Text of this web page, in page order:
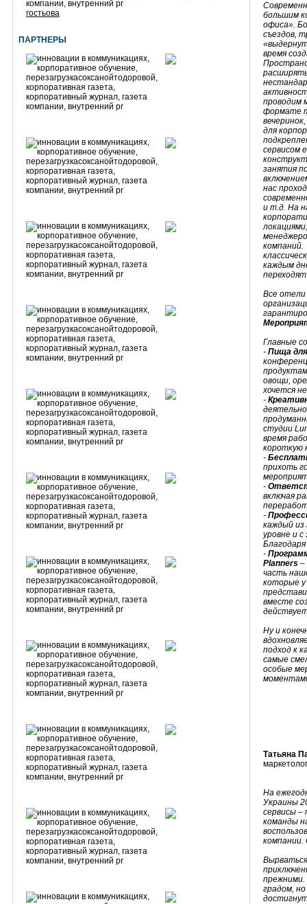
гостьова
ПАРТНЕРЫ
большим
офиса».
съездов,
время
проводим
формате
для
сервисом
занятия
нас
и т.д. На
компаний.
каждым
Все отели
Главные
- Пища
овощи,
хочется
-
студии
время
короткую
-
прихоть
-
включая
-
каждый из
уровне и с
-
Planners –
часть
которые
вместе
Ну и
подход к
самые
особые
Татьяна
На
Украины
сервисы –
команды
компании.
прежними.
градом,